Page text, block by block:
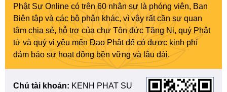
Phật Sự Online có trên 60 nhân sự là phóng viên, Ban
Biên tập và các bộ phận khác, vì vậy rất cần sự quan
tâm chia sẻ, hỗ trợ của chư Tôn đức Tăng Ni, quý Phật
tử và quý vị yêu mến Đạo Phật để có được kinh phí
đảm bảo sự hoạt động bền vững và lâu dài.
Chủ tài khoản: KENH PHAT SU